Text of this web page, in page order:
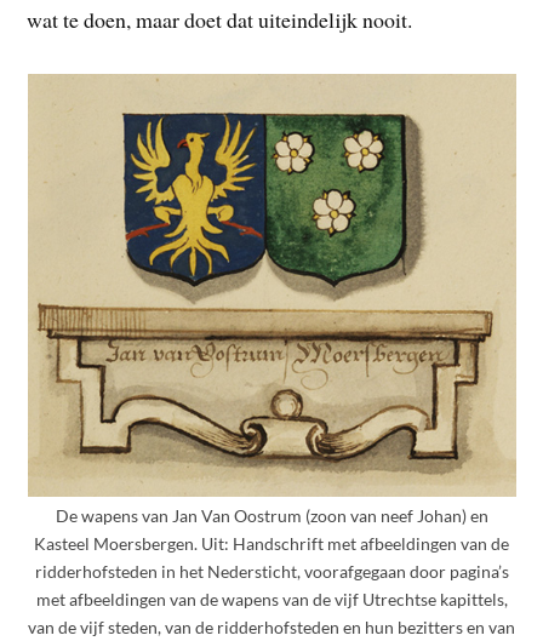
wat te doen, maar doet dat uiteindelijk nooit.
De wapens van Jan Van Oostrum (zoon van neef Johan) en
Kasteel Moersbergen. Uit: Handschrift met afbeeldingen van de
ridderhofsteden in het Nedersticht, voorafgegaan door pagina’s
met afbeeldingen van de wapens van de vijf Utrechtse kapittels,
van de vijf steden, van de ridderhofsteden en hun bezitters en van